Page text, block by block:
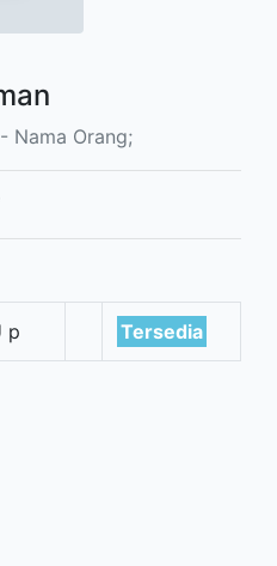
- Nama Orang;
p Tersedia